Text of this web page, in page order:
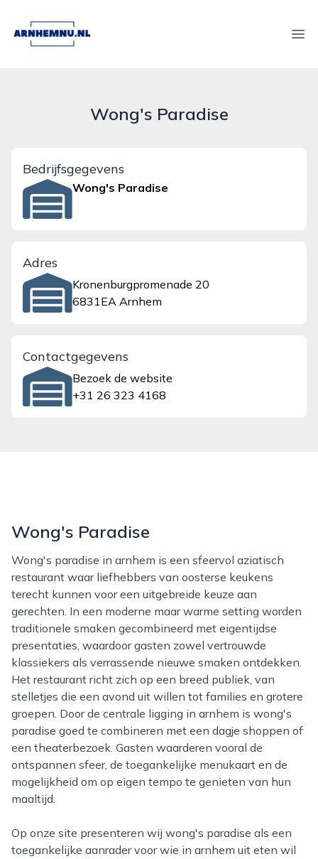
arnhemnu.nl
Wong's Paradise
Bedrijfsgegevens
Wong's Paradise
Adres
Kronenburgpromenade 20
6831EA Arnhem
Contactgegevens
Bezoek de website
+31 26 323 4168
Wong's Paradise
Wong's paradise in arnhem is een sfeervol aziatisch
restaurant waar liefhebbers van oosterse keukens
terecht kunnen voor een uitgebreide keuze aan
gerechten. In een moderne maar warme setting worden
traditionele smaken gecombineerd met eigentijdse
presentaties, waardoor gasten zowel vertrouwde
klassiekers als verrassende nieuwe smaken ontdekken.
Het restaurant richt zich op een breed publiek, van
stelletjes die een avond uit willen tot families en grotere
groepen. Door de centrale ligging in arnhem is wong's
paradise goed te combineren met een dagje shoppen of
een theaterbezoek. Gasten waarderen vooral de
ontspannen sfeer, de toegankelijke menukaart en de
mogelijkheid om op eigen tempo te genieten van hun
maaltijd.
Op onze site presenteren wij wong's paradise als een
toegankelijke aanrader voor wie in arnhem uit eten wil